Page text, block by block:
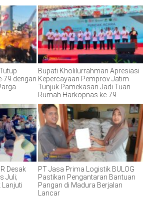
79 dengan
Bupati Kholilurrahman Apresiasi
Kepercayaan Pemprov Jatim
Tunjuk Pamekasan Jadi Tuan
Rumah Harkopnas ke-79
Desak
Juli;
Lanjuti
PT Jasa Prima Logistik BULOG
Pastikan Pengantaran Bantuan
Pangan di Madura Berjalan
Lancar